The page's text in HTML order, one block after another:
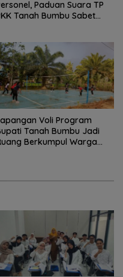
Paduan Suara TP
Tanah Bumbu Sabet
Voli Program
Tanah Bumbu Jadi
Berkumpul Warga